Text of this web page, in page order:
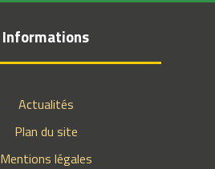
Informations
Actualités
Plan du site
Mentions légales